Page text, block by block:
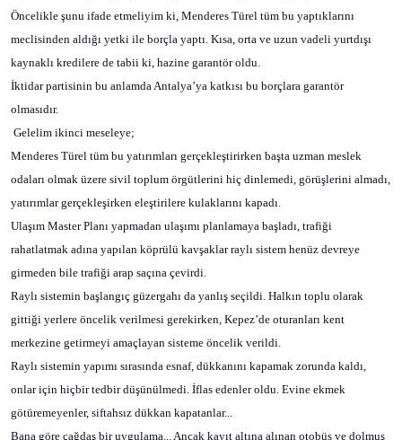
Öncelikle şunu ifade etmeliyim ki, Menderes Türel tüm bu yaptıklarını
meclisinden aldığı yetki ile borçla yaptı. Kısa, orta ve uzun vadeli yurtdışı
kaynaklı kredilere de tabii ki, hazine garantör oldu.
İktidar partisinin bu anlamda Antalya’ya katkısı bu borçlara garantör
olmasıdır.
Gelelim ikinci meseleye;
Menderes Türel tüm bu yatırımları gerçekleştirirken başta uzman meslek
odaları olmak üzere sivil toplum örgütlerini hiç dinlemedi, görüşlerini almadı,
yatırımlar gerçekleşirken eleştirilere kulaklarını kapadı.
Ulaşım Master Planı yapmadan ulaşımı planlamaya başladı, trafiği
rahatlatmak adına yapılan köprülü kavşaklar raylı sistem henüz devreye
girmeden bile trafiği arap saçına çevirdi.
Raylı sistemin başlangıç güzergahı da yanlış seçildi. Halkın toplu olarak
gittiği yerlere öncelik verilmesi gerekirken, Kepez’de oturanları kent
merkezine getirmeyi amaçlayan sisteme öncelik verildi.
Raylı sistemin yapımı sırasında esnaf, dükkanını kapamak zorunda kaldı,
onlar için hiçbir tedbir düşünülmedi. İflas edenler oldu. Evine ekmek
götüremeyenler, siftahsız dükkan kapatanlar...
Bana göre çağdaş bir uygulama... Ancak kayıt altına alınan otobüs ve dolmuş